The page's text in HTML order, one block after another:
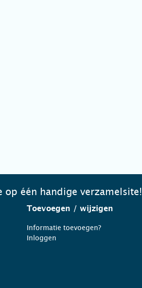
op één handige verzamelsite!
Toevoegen / wijzigen
Informatie toevoegen?
Inloggen